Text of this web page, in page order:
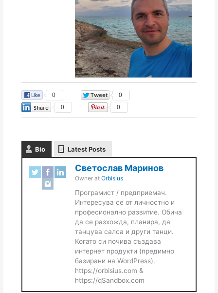
0
0
0
0
Bio Latest Posts
Светослав Маринов
Ownerat Orbisius
Програмист / предприемач.
Интересува се от личностно и
професионално развитие. Обича
да се разхожда, планира, да
танцува салса и други танци.
Когато си почива създава
интернет продукти (предимно
базирани на WordPress).
https://orbisius.com &
https://qSandbox.com